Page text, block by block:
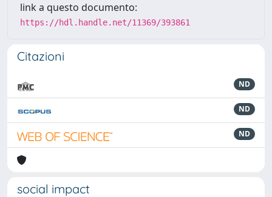
link a questo documento:
https://hdl.handle.net/11369/393861
Citazioni
ND
ND
ND
social impact